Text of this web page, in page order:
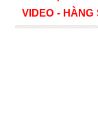
VIDEO - HÀNG